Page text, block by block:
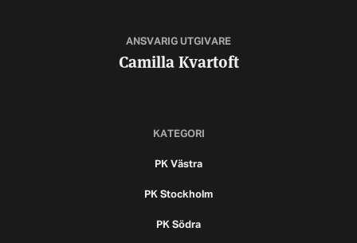
ANSVARIG UTGIVARE
Camilla Kvartoft
KATEGORI
PK Västra
PK Stockholm
PK Södra